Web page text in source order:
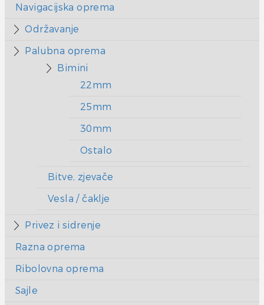
Navigacijska oprema
Održavanje
Palubna oprema
Bimini
22mm
25mm
30mm
Ostalo
Bitve, zjevače
Vesla / čaklje
Privez i sidrenje
Razna oprema
Ribolovna oprema
Sajle